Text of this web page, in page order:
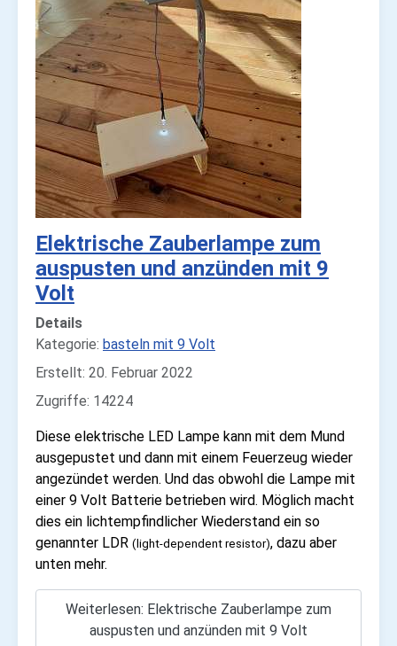
Elektrische Zauberlampe zum
auspusten und anzünden mit 9
Volt
Details
Kategorie: basteln mit 9 Volt
Erstellt: 20. Februar 2022
Zugriffe: 14224
Diese elektrische LED Lampe kann mit dem Mund
ausgepustet und dann mit einem Feuerzeug wieder
angezündet werden. Und das obwohl die Lampe mit
einer 9 Volt Batterie betrieben wird. Möglich macht
dies ein lichtempfindlicher Wiederstand ein so
genannter LDR (light-dependent resistor), dazu aber
unten mehr.
Weiterlesen: Elektrische Zauberlampe zum
auspusten und anzünden mit 9 Volt